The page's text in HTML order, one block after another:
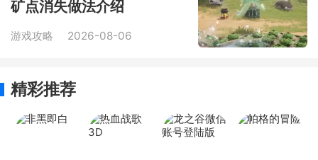
矿点消失做法介绍
游戏攻略 2026-08-06
精彩推荐